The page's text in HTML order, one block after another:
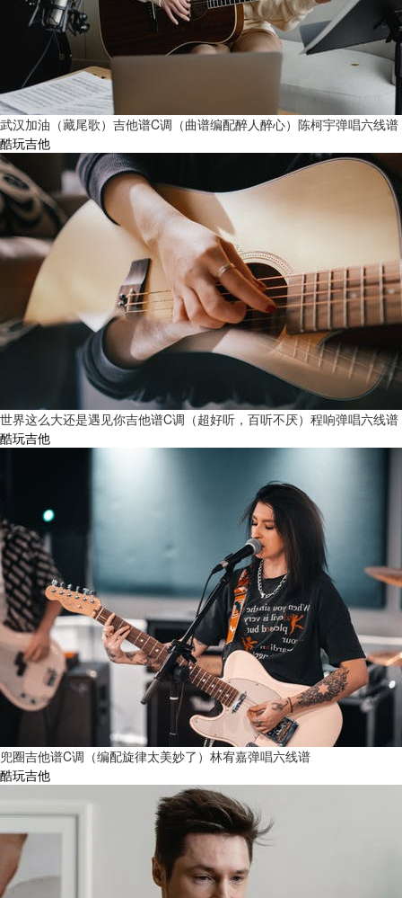
武汉加油（藏尾歌）吉他谱C调（曲谱编配醉人醉心）陈柯宇弹唱六线谱
酷玩吉他
世界这么大还是遇见你吉他谱C调（超好听，百听不厌）程响弹唱六线谱
酷玩吉他
兜圈吉他谱C调（编配旋律太美妙了）林宥嘉弹唱六线谱
酷玩吉他